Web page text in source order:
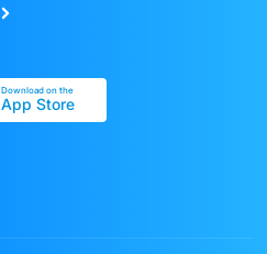
Download on the
App Store